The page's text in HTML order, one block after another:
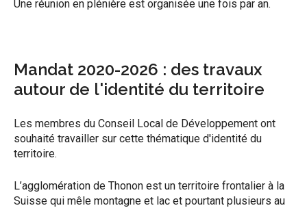
Une réunion en plénière est organisée une fois par an.
Mandat 2020-2026 : des travaux
autour de l'identité du territoire
Les membres du Conseil Local de Développement ont
souhaité travailler sur cette thématique d'identité du
territoire.
L’agglomération de Thonon est un territoire frontalier à la
Suisse qui mêle montagne et lac et pourtant plusieurs au